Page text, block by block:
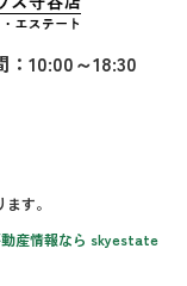
10:00～18:30
す。
産情報なら skyestate